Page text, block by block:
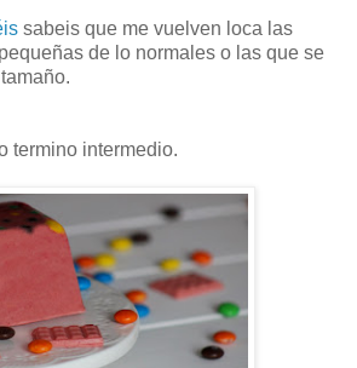
sabeis que me vuelven loca las
de lo normales o las que se
termino intermedio.